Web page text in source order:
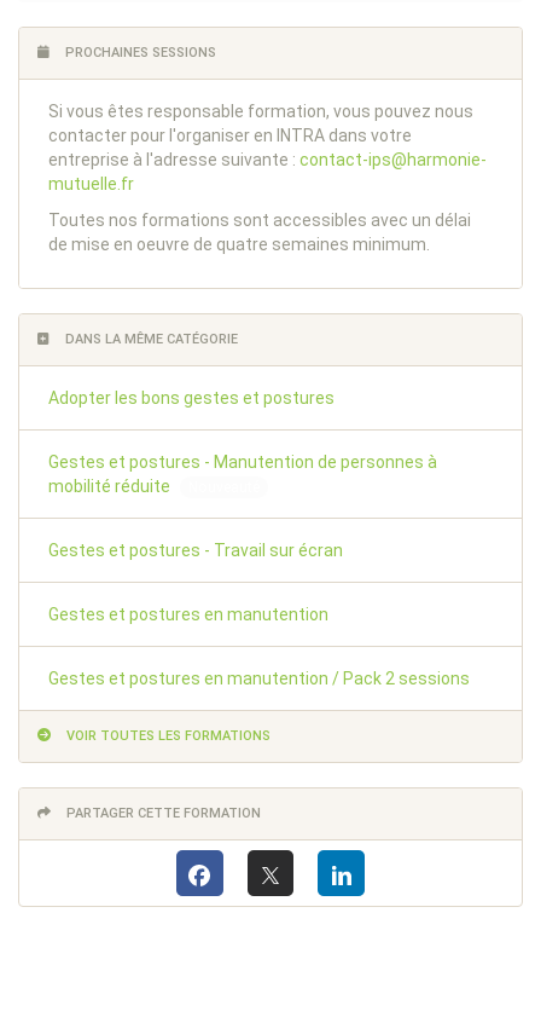
PROCHAINES SESSIONS
Si vous êtes responsable formation, vous pouvez nous
contacter pour l'organiser en INTRA dans votre
entreprise à l'adresse suivante : contact-ips@harmonie-
mutuelle.fr
Toutes nos formations sont accessibles avec un délai
de mise en oeuvre de quatre semaines minimum.
DANS LA MÊME CATÉGORIE
Adopter les bons gestes et postures
Gestes et postures - Manutention de personnes à
mobilité réduite
Gestes et postures - Travail sur écran
Gestes et postures en manutention
Gestes et postures en manutention / Pack 2 sessions
VOIR TOUTES LES FORMATIONS
PARTAGER CETTE FORMATION